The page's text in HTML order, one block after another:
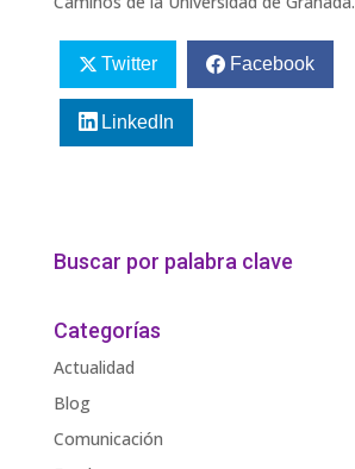
Twitter Facebook
LinkedIn
Buscar por palabra clave
Categorías
Actualidad
Blog
Comunicación